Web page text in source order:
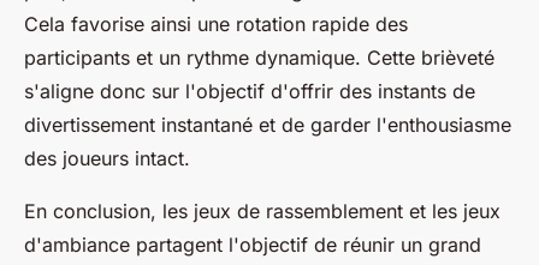
Cela favorise ainsi une rotation rapide des
participants et un rythme dynamique. Cette brièveté
s'aligne donc sur l'objectif d'offrir des instants de
divertissement instantané et de garder l'enthousiasme
des joueurs intact.
En conclusion, les jeux de rassemblement et les jeux
d'ambiance partagent l'objectif de réunir un grand